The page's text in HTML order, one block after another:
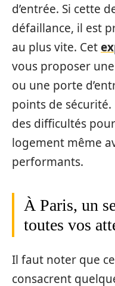
d’entrée. Si cette
défaillance, il est
au plus vite. Cet
vous proposer
ou une porte
points de
des difficultés
logement même
performants.
À Paris, un
toutes vos
Il faut noter que
consacrent